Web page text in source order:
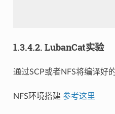
1.3.4.2. LubanCat实验
通过SCP或者NFS将编译好
NFS环境搭建 参考这里